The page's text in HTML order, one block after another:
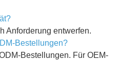
Anforderung entwerfen.
Bestellungen?
Bestellungen. Für OEM-